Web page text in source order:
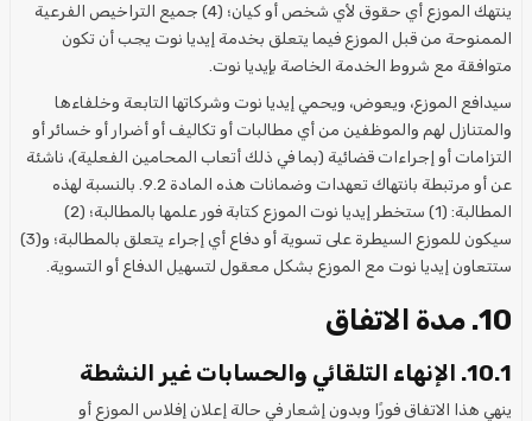
ينتهك الموزع أي حقوق لأي شخص أو كيان؛ (4) جميع التراخيص الفرعية
الممنوحة من قبل الموزع فيما يتعلق بخدمة إيديا نوت يجب أن تكون
متوافقة مع شروط الخدمة الخاصة بإيديا نوت.
سيدافع الموزع، ويعوض، ويحمي إيديا نوت وشركاتها التابعة وخلفاءها
والمتنازل لهم والموظفين من أي مطالبات أو تكاليف أو أضرار أو خسائر أو
التزامات أو إجراءات قضائية (بما في ذلك أتعاب المحامين الفعلية)، ناشئة
عن أو مرتبطة بانتهاك تعهدات وضمانات هذه المادة 9.2. بالنسبة لهذه
المطالبة: (1) ستخطر إيديا نوت الموزع كتابة فور علمها بالمطالبة؛ (2)
سيكون للموزع السيطرة على تسوية أو دفاع أي إجراء يتعلق بالمطالبة؛ و(3)
ستتعاون إيديا نوت مع الموزع بشكل معقول لتسهيل الدفاع أو التسوية.
10. مدة الاتفاق
10.1. الإنهاء التلقائي والحسابات غير النشطة
ينهي هذا الاتفاق فورًا وبدون إشعار في حالة إعلان إفلاس الموزع أو